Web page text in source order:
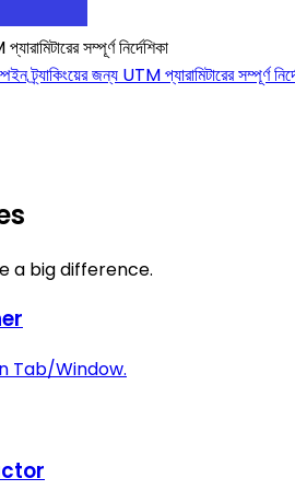
সম্পূর্ণ নির্দেশিকা
জন্য UTM প্যারামিটারের সম্পূর্ণ
a big difference.
Tab/Window.